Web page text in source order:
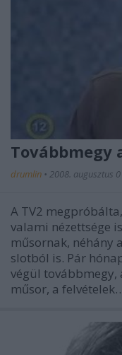
Továbbmegy
drumlin • 2008. augusztus
A TV2
valami nézettsége
műsornak, néhány
slotból is. Pár
végül továbbmegy,
műsor, a